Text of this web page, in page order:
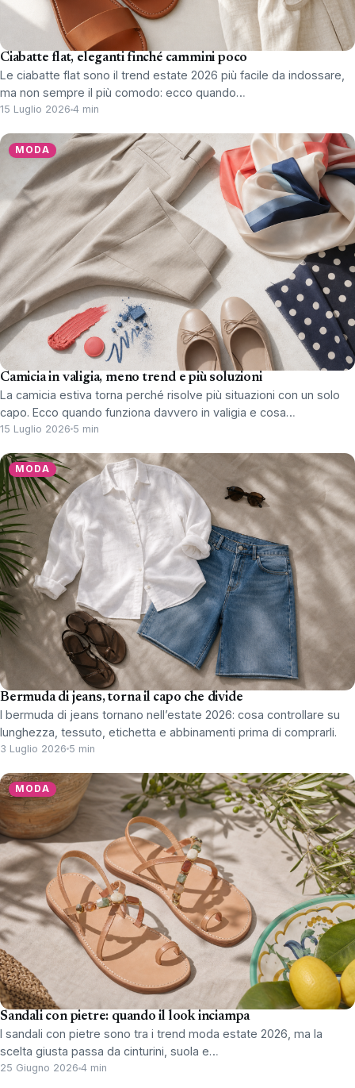
Ciabatte flat, eleganti finché cammini poco
Le ciabatte flat sono il trend estate 2026 più facile da indossare,
ma non sempre il più comodo: ecco quando…
15 Luglio 2026 4 min
MODA
Camicia in valigia, meno trend e più soluzioni
La camicia estiva torna perché risolve più situazioni con un solo
capo. Ecco quando funziona davvero in valigia e cosa…
15 Luglio 2026 5 min
MODA
Bermuda di jeans, torna il capo che divide
I bermuda di jeans tornano nell’estate 2026: cosa controllare su
lunghezza, tessuto, etichetta e abbinamenti prima di comprarli.
3 Luglio 2026 5 min
MODA
Sandali con pietre: quando il look inciampa
I sandali con pietre sono tra i trend moda estate 2026, ma la
scelta giusta passa da cinturini, suola e…
25 Giugno 2026 4 min